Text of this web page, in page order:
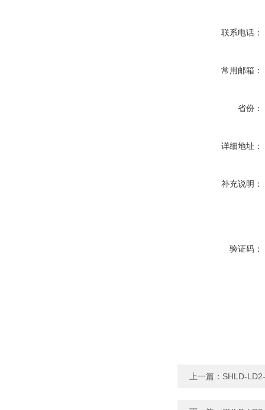
联系电话：
常用邮箱：
省份：
详细地址：
补充说明：
验证码：
上一篇： SHLD-